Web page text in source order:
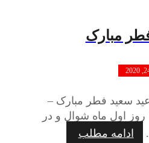
مبارک
سعید فطر مبارک –
اول ماه شوال و در
ادامه مطلب